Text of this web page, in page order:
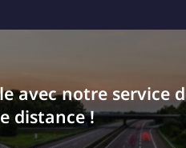
avec notre service
distance !